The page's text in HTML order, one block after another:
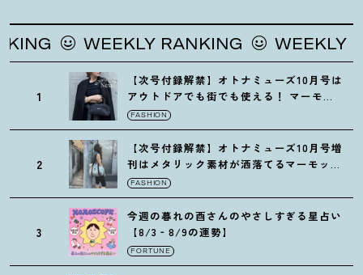
WEEKLY RANKING WEEKLY
1
【次号付録解禁】オトナミューズ10月号は
アウトドアでも街でも使える ！ マーモッ
トの黒ショルダー
FASHION
2
【次号付録解禁】オトナミューズ10月号増
刊はメタリック素材が洒落てるマーモット
の保冷バッグ
FASHION
3
今週の暮れの酉さんのやさしすぎる星占い
【8/3‐8/9の運勢】
FORTUNE